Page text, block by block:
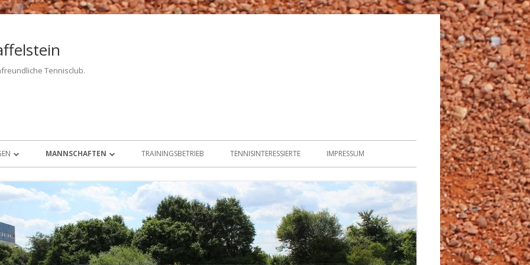
Tennisclub.
MANNSCHAFTEN
HERREN 60
HERREN 65
DAMEN 50
TRAININGSBETRIEB TENNISINTERESSIERTE IMPRESSUM